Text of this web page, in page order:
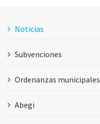
Noticias
Subvenciones
Ordenanzas municipales
Abegi